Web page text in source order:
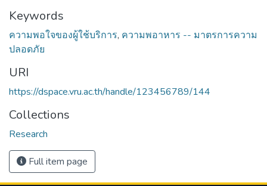
Keywords
ความพอใจของผู้ใช้บริการ, ความพอาหาร -- มาตรการความ
ปลอดภัย
URI
https://dspace.vru.ac.th/handle/123456789/144
Collections
Research
Full item page